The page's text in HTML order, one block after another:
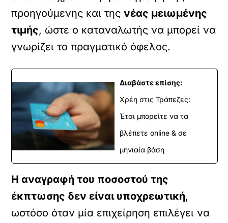
προηγούμενης και τηςνέας μειωμένης
τιμής, ώστε ο καταναλωτής να μπορεί να
γνωρίζει το πραγματικό όφελος.
Διαβάστε επίσης:
Χρέη στις Τράπεζες:
Έτσι μπορείτε να τα
βλέπετε online & σε
μηνιαία βάση
Η αναγραφή του ποσοστού της
έκπτωσης δεν είναι υποχρεωτική,
ωστόσο όταν μία επιχείρηση επιλέγει να